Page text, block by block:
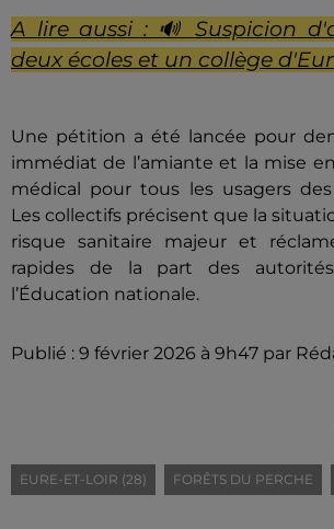
A lire aussi : 🔊 Suspicion
deux écoles et un collège
Une pétition a été lancée pour
immédiat de l’amiante et la mise
médical pour tous les usagers
Les collectifs précisent que la
risque sanitaire majeur et
rapides de la part des
l’Éducation nationale.
Publié : 9 février 2026 à 9h47 par
EURE-ET-LOIR (28) FORÊTS DU PERCHE